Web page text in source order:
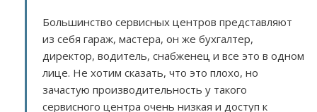
Большинство сервисных центров представляют
из себя гараж, мастера, он же бухгалтер,
директор, водитель, снабженец и все это в одном
лице. Не хотим сказать, что это плохо, но
зачастую производительность у такого
сервисного центра очень низкая и доступ к